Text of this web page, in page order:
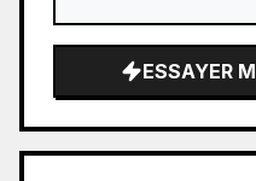
ESSAYER